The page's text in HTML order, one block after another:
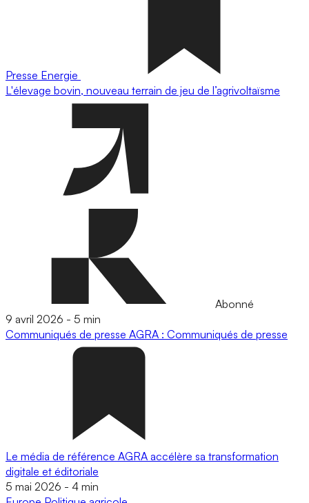
Presse Energie
L'élevage bovin, nouveau terrain de jeu de l’agrivoltaïsme
Abonné
9 avril 2026 - 5 min
Communiqués de presse AGRA : Communiqués de presse
Le média de référence AGRA accélère sa transformation
digitale et éditoriale
5 mai 2026 - 4 min